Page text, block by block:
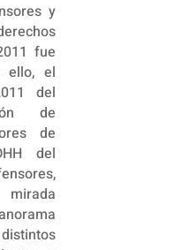
y
fue
ello, el
del
de
de
del